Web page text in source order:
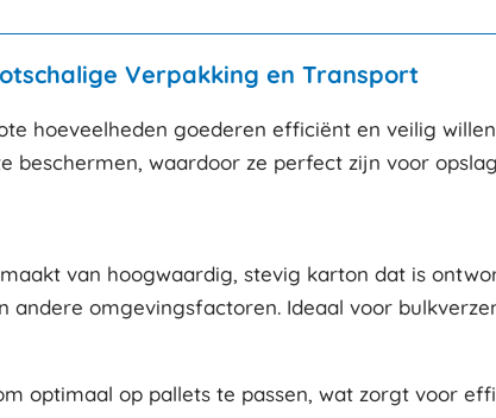
Verpakking en Transport
hoeveelheden goederen efficiënt en veilig
waardoor ze perfect zijn voor
van hoogwaardig, stevig karton dat is
omgevingsfactoren. Ideaal voor
optimaal op pallets te passen, wat zorgt voor